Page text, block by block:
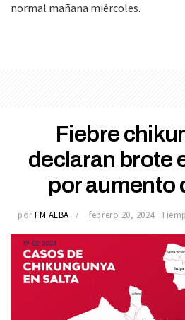
normal mañana miércoles.
Fiebre
declaran brote
por aumento
por FM ALBA febrero 20, 2024